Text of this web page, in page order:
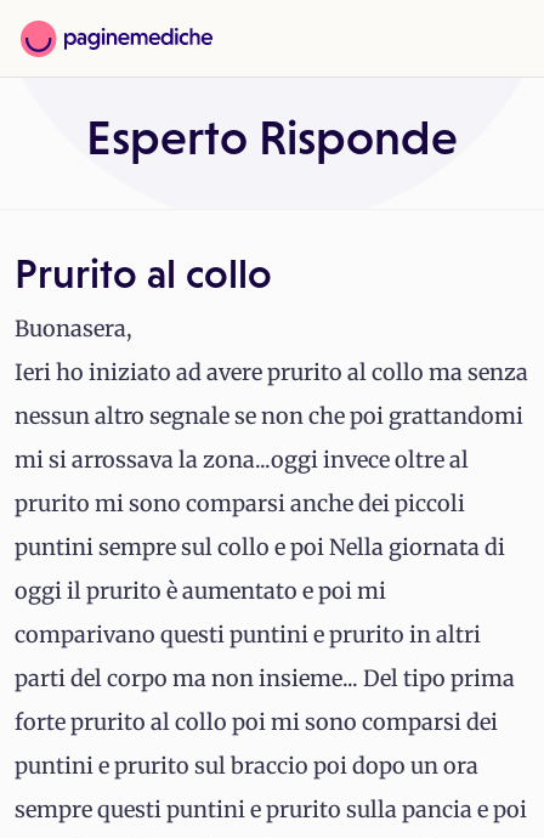
Esperto Risponde
Prurito al collo
Buonasera,
Ieri ho iniziato ad avere prurito al collo ma senza
nessun altro segnale se non che poi grattandomi
mi si arrossava la zona...oggi invece oltre al
prurito mi sono comparsi anche dei piccoli
puntini sempre sul collo e poi Nella giornata di
oggi il prurito è aumentato e poi mi
comparivano questi puntini e prurito in altri
parti del corpo ma non insieme... Del tipo prima
forte prurito al collo poi mi sono comparsi dei
puntini e prurito sul braccio poi dopo un ora
sempre questi puntini e prurito sulla pancia e poi